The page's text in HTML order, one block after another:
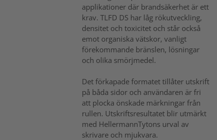
applikationer där brandsäkerhet är ett
krav. TLFD DS har låg rökutveckling,
densitet och toxicitet och står också
emot organiska vätskor, vanligt
förekommande bränslen, lösningar
och olika smörjmedel.
Det förkapade formatet tillåter utskrift
på båda sidor och användaren är fri
att plocka önskade märkningar från
rullen. Utskriftsresultatet blir utmärkt
med HellermannTytons urval av
skrivare och mjukvara.